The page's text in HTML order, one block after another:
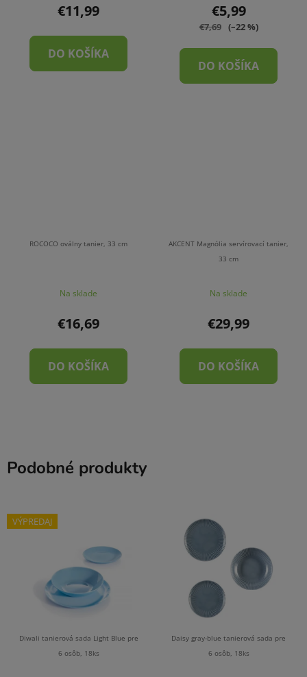
€11,99
DO KOŠÍKA
€5,99
€7,69 (–22 %)
DO KOŠÍKA
ROCOCO oválny tanier, 33 cm
Na sklade
€16,69
DO KOŠÍKA
AKCENT Magnólia servírovací tanier,
33 cm
Na sklade
€29,99
DO KOŠÍKA
Podobné produkty
VÝPREDAJ
Diwali tanierová sada Light Blue pre
6 osôb, 18ks
Daisy gray-blue tanierová sada pre
6 osôb, 18ks